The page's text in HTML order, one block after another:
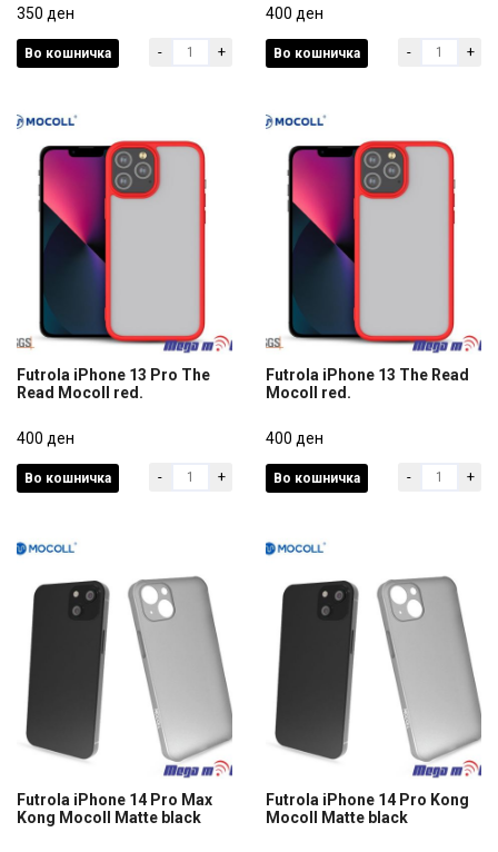
Mocoll Matte transparent.
350 ден
350 ден
Во кошничка - +
The Read Mocoll red.
400 ден
400 ден
Во кошничка - +
Read Mocoll red.
400 ден
Futrola iPhone 13 Pro The
Read Mocoll red.
400 ден
Во кошничка - +
Mocoll red.
400 ден
Futrola iPhone 13 The Read
Mocoll red.
400 ден
Во кошничка - +
Futrola iPhone 14 Pro Max
Kong Mocoll Matte black
Futrola iPhone 14 Pro Kong
Mocoll Matte black